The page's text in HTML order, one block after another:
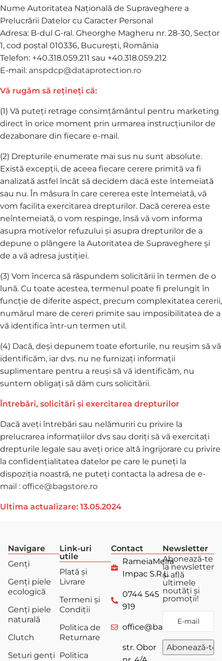
Nume Autoritatea Națională de Supraveghere a
Prelucrării Datelor cu Caracter Personal
Adresa: B-dul G-ral. Gheorghe Magheru nr. 28-30, Sector
1, cod poștal 010336, București, România
Telefon: +40.318.059.211 sau +40.318.059.212
E-mail: anspdcp@dataprotection.ro
Vă rugăm să rețineți că:
(1) Vă puteți retrage consimțământul pentru marketing
direct în orice moment prin urmarea instrucțiunilor de
dezabonare din fiecare e-mail.
(2) Drepturile enumerate mai sus nu sunt absolute.
Există excepții, de aceea fiecare cerere primită va fi
analizată astfel încât să decidem dacă este întemeiată
sau nu. În măsura în care cererea este întemeiată, vă
vom facilita exercitarea drepturilor. Dacă cererea este
neîntemeiată, o vom respinge, însă vă vom informa
asupra motivelor refuzului și asupra drepturilor de a
depune o plângere la Autoritatea de Supraveghere și
de a vă adresa justiției.
(3) Vom încerca să răspundem solicitării în termen de o
lună. Cu toate acestea, termenul poate fi prelungit în
funcție de diferite aspect, precum complexitatea cererii,
numărul mare de cereri primite sau imposibilitatea de a
vă identifica într-un termen util.
(4) Dacă, deși depunem toate eforturile, nu reușim să vă
identificăm, iar dvs. nu ne furnizați informații
suplimentare pentru a reuși să vă identificăm, nu
suntem obligați să dăm curs solicitării.
Întrebări, solicitări și exercitarea drepturilor
Dacă aveți întrebări sau nelămuriri cu privire la
prelucrarea informațiilor dvs sau doriți să vă exercitați
drepturile legale sau aveți orice altă îngrijorare cu privire
la confidențialitatea datelor pe care le puneți la
dispoziția noastră, ne puteți contacta la adresa de e-
mail : office@bagstore.ro
Ultima actualizare: 13.05.2024
Navigare
Genți
Genți piele
ecologică
Genți piele
naturală
Clutch
Seturi genți
Link-uri
utile
Plată și
Livrare
Termeni și
Condiții
Politica de
Returnare
Politica
Contact
RameiaMeira
Impac S.R.L.
0744 545
919
office@bagstore.ro
str. Obor
Newsletter
Abonează-te
la newsletter
și află
ultimele
noutăți și
promoții!